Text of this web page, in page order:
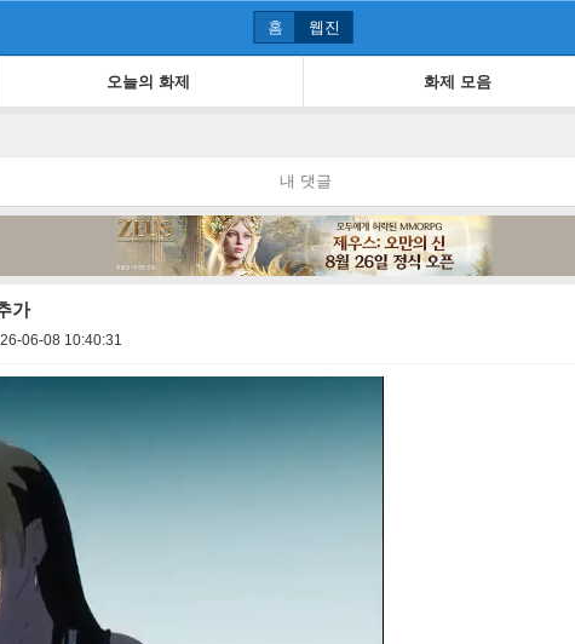
홈 웹진
오늘의 화제 화제 모음
내 댓글
가
06-08 10:40:31